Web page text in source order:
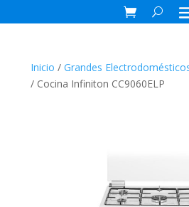
Inicio / Grandes
/ Cocina Infiniton CC9060ELP